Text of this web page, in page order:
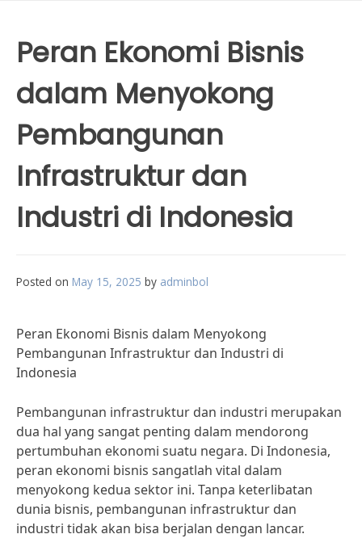
Peran Ekonomi Bisnis
dalam Menyokong
Pembangunan
Infrastruktur dan
Industri di Indonesia
Posted on May 15, 2025 by adminbol
Peran Ekonomi Bisnis dalam Menyokong
Pembangunan Infrastruktur dan Industri di
Indonesia
Pembangunan infrastruktur dan industri merupakan
dua hal yang sangat penting dalam mendorong
pertumbuhan ekonomi suatu negara. Di Indonesia,
peran ekonomi bisnis sangatlah vital dalam
menyokong kedua sektor ini. Tanpa keterlibatan
dunia bisnis, pembangunan infrastruktur dan
industri tidak akan bisa berjalan dengan lancar.